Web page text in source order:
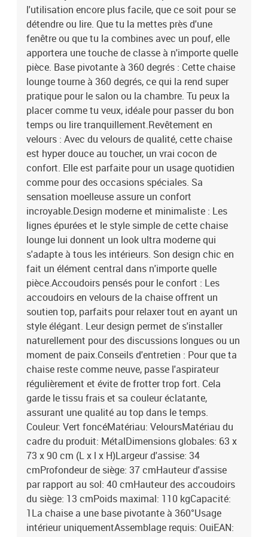
l'utilisation encore plus facile, que ce soit pour se
détendre ou lire. Que tu la mettes près d'une
fenêtre ou que tu la combines avec un pouf, elle
apportera une touche de classe à n'importe quelle
pièce. Base pivotante à 360 degrés : Cette chaise
lounge tourne à 360 degrés, ce qui la rend super
pratique pour le salon ou la chambre. Tu peux la
placer comme tu veux, idéale pour passer du bon
temps ou lire tranquillement.Revêtement en
velours : Avec du velours de qualité, cette chaise
est hyper douce au toucher, un vrai cocon de
confort. Elle est parfaite pour un usage quotidien
comme pour des occasions spéciales. Sa
sensation moelleuse assure un confort
incroyable.Design moderne et minimaliste : Les
lignes épurées et le style simple de cette chaise
lounge lui donnent un look ultra moderne qui
s'adapte à tous les intérieurs. Son design chic en
fait un élément central dans n'importe quelle
pièce.Accoudoirs pensés pour le confort : Les
accoudoirs en velours de la chaise offrent un
soutien top, parfaits pour relaxer tout en ayant un
style élégant. Leur design permet de s'installer
naturellement pour des discussions longues ou un
moment de paix.Conseils d'entretien : Pour que ta
chaise reste comme neuve, passe l'aspirateur
régulièrement et évite de frotter trop fort. Cela
garde le tissu frais et sa couleur éclatante,
assurant une qualité au top dans le temps.
Couleur: Vert foncéMatériau: VeloursMatériau du
cadre du produit: MétalDimensions globales: 63 x
73 x 90 cm (L x l x H)Largeur d'assise: 34
cmProfondeur de siège: 37 cmHauteur d'assise
par rapport au sol: 40 cmHauteur des accoudoirs
du siège: 13 cmPoids maximal: 110 kgCapacité:
1La chaise a une base pivotante à 360°Usage
intérieur uniquementAssemblage requis: OuiEAN: